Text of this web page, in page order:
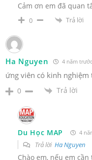
Cảm ơn em đã quan
0 Trả lời
Ha Nguyen 4 năm trước
ứng viên có kinh
0 Trả lời
Du Học MAP 4
Trả lời Ha Nguyen
Chào em, nếu em